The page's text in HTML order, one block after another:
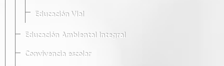
Educación Vial
Educación Ambiental Integral
Convivencia escolar